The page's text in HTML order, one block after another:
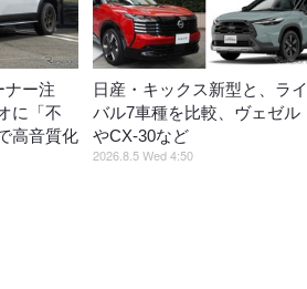
ナー注
に「不
高音質化
日産・キックス新型と、ライ
バル7車種を比較、ヴェゼル
やCX-30など
2026.8.5 Wed 4:50